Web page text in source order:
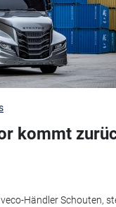
kommt
Händler Schouten,